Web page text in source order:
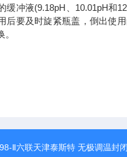
缓冲液(9.18pH、10.01pH和
后要及时旋紧瓶盖，倒出使
Ⅱ六联天津泰斯特 无极调温封闭式万用